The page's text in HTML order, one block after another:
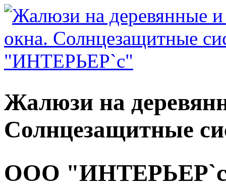
Жалюзи на
Солнцезащитные
ООО